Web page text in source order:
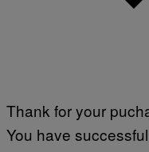
Thank for your
You have